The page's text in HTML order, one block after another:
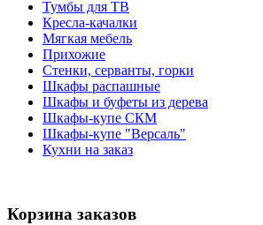
Тумбы для ТВ
Кресла-качалки
Мягкая мебель
Прихожие
Стенки, серванты, горки
Шкафы распашные
Шкафы и буфеты из дерева
Шкафы-купе СКМ
Шкафы-купе "Версаль"
Кухни на заказ
Корзина заказов